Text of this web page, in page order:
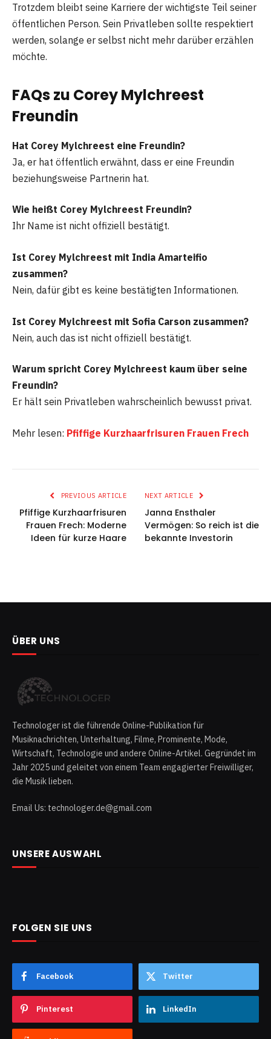
Trotzdem bleibt seine Karriere der wichtigste Teil seiner
öffentlichen Person. Sein Privatleben sollte respektiert
werden, solange er selbst nicht mehr darüber erzählen
möchte.
FAQs zu Corey Mylchreest
Freundin
Hat Corey Mylchreest eine Freundin?
Ja, er hat öffentlich erwähnt, dass er eine Freundin
beziehungsweise Partnerin hat.
Wie heißt Corey Mylchreest Freundin?
Ihr Name ist nicht offiziell bestätigt.
Ist Corey Mylchreest mit India Amarteifio
zusammen?
Nein, dafür gibt es keine bestätigten Informationen.
Ist Corey Mylchreest mit Sofia Carson zusammen?
Nein, auch das ist nicht offiziell bestätigt.
Warum spricht Corey Mylchreest kaum über seine
Freundin?
Er hält sein Privatleben wahrscheinlich bewusst privat.
Mehr lesen: Pfiffige Kurzhaarfrisuren Frauen Frech
PREVIOUS ARTICLE
Pfiffige Kurzhaarfrisuren
Frauen Frech: Moderne
Ideen für kurze Haare
NEXT ARTICLE
Janna Ensthaler
Vermögen: So reich ist die
bekannte Investorin
ÜBER UNS
Technologer ist die führende Online-Publikation für
Musiknachrichten, Unterhaltung, Filme, Prominente, Mode,
Wirtschaft, Technologie und andere Online-Artikel. Gegründet im
Jahr 2025 und geleitet von einem Team engagierter Freiwilliger,
die Musik lieben.
Email Us: technologer.de@gmail.com
UNSERE AUSWAHL
FOLGEN SIE UNS
Facebook Twitter
Pinterest LinkedIn